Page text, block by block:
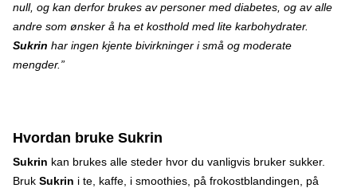
null, og kan derfor brukes av personer med diabetes, og av alle
andre som ønsker å ha et kosthold med lite karbohydrater.
Sukrin har ingen kjente bivirkninger i små og moderate
mengder.”
Hvordan bruke Sukrin
Sukrin kan brukes alle steder hvor du vanligvis bruker sukker.
Bruk Sukrin i te, kaffe, i smoothies, på frokostblandingen, på